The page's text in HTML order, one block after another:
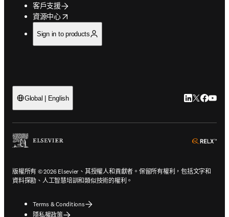
客戶支援
資源中心
opens in new tab/window
Sign in to products
Global | English LinkedIn 打
Twitter 打
版權所有 © 2026 Elsevier、其授權人和貢獻者。保留所有權利，包括文字和
資料探勘、人工智慧培訓和類似技術的權利。
Terms & Conditions
隱私權政策